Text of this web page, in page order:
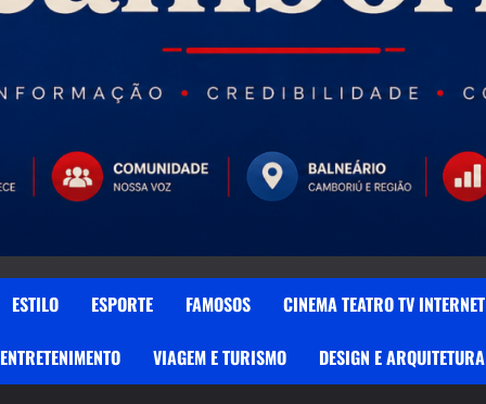
ESTILO ESPORTE FAMOSOS CINEMA TEATRO TV INTERNET
ENTRETENIMENTO VIAGEM E TURISMO DESIGN E ARQUITETURA